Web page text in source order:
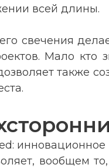
всей длины.
свечения
Мало кто
также
вообщем